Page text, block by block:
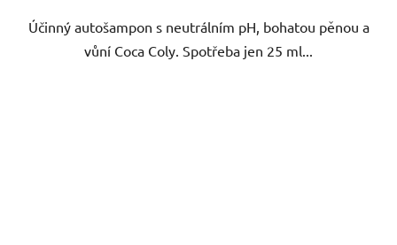
Účinný autošampon s neutrálním pH, bohatou pěnou a
vůní Coca Coly. Spotřeba jen 25 ml...